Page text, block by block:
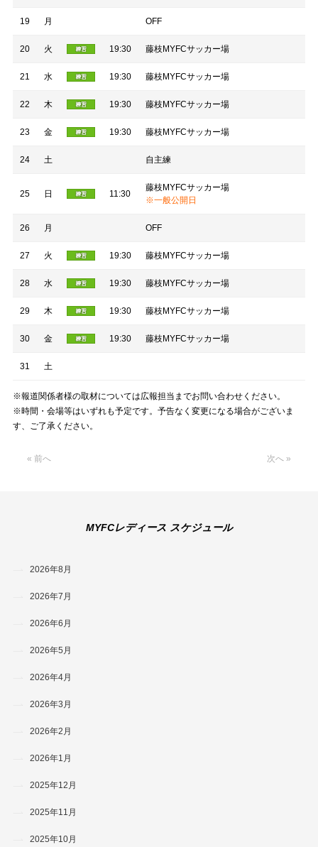
19 月 OFF
20 火 19:30 藤枝MYFCサッカー場
21 水 19:30 藤枝MYFCサッカー場
22 木 19:30 藤枝MYFCサッカー場
23 金 19:30 藤枝MYFCサッカー場
24 土 自主練
25 日 11:30
藤枝MYFCサッカー場
※一般公開日
26 月 OFF
27 火 19:30 藤枝MYFCサッカー場
28 水 19:30 藤枝MYFCサッカー場
29 木 19:30 藤枝MYFCサッカー場
30 金 19:30 藤枝MYFCサッカー場
31 土
※報道関係者様の取材については広報担当までお問い合わせください。
※時間・会場等はいずれも予定です。予告なく変更になる場合がございま
す、ご了承ください。
« 前へ 次へ »
MYFCレディース スケジュール
2026年8月
2026年7月
2026年6月
2026年5月
2026年4月
2026年3月
2026年2月
2026年1月
2025年12月
2025年11月
2025年10月